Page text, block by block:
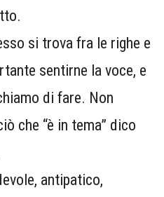
si trova fra le righe e
sentirne la voce, e
di fare. Non
che “è in tema” dico
antipatico,